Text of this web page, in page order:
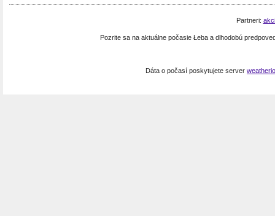
Partneri:
Pozrite sa na aktuálne počasie Łeba a dlhodobú
Dáta o počasí poskytujete server